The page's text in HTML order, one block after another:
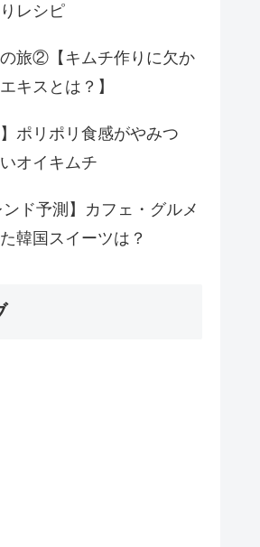
レシピ
旅②【キムチ作りに欠か
キスとは？】
】ポリポリ食感がやみつ
オイキムチ
ンド予測】カフェ・グルメ
韓国スイーツは？